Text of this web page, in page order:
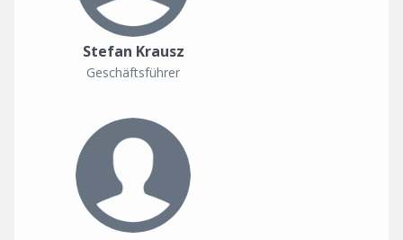
Stefan Krausz
Geschäftsführer